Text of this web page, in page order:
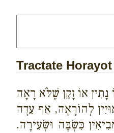
Tractate
אוֹ זָקֵן שֶׁלֹּא רָאָה
לְהוֹרָאָה, אַף עֵדָה
כִּשְׂבָּה וּשְׂעִירָה.